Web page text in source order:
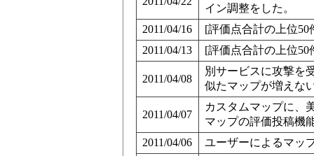
イン調整をした。
2011/04/16
[評価点合計の上位
2011/04/13
[評価点合計の上位
2011/04/08
別サービスに攻撃を
似たマップが増えな
2011/04/07
カスタムマップに、
マップの評価投稿機
2011/04/06
ユーザーによるマッ